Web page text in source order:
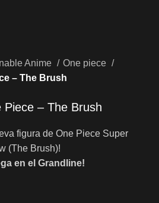
Anime
One piece
– The Brush
– The Brush
figura de One Piece Super
(The Brush)!
en el Grandline!